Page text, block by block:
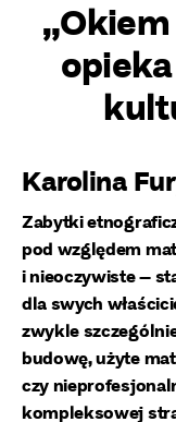
Karolina
Zabytki
pod względem
i nieoczywiste –
dla swych
zwykle
budowę, użyte
czy
kompleksowej